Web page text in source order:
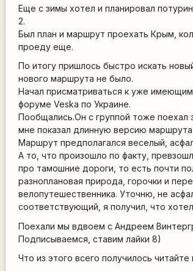
Еще с зимы хотел и планировал
2.
Был план и маршрут проехать Крым,
проеду еще.
По итогу пришлось быстро искать
нового маршрута не было.
Начал присматриваться к уже
форуме Veska по Украине.
Пообщались.Он с группой тоже
мне показал длинную версию
Маршрут предполагался веселый,
А то, что произошло по факту,
про тамошние дороги, то есть почти
разноплановая природа, горочки и
велопутешественника. Уточню, не
соответствующий, я получил, что
Поехали мы вдвоем с Андреем
Подписываемся, ставим лайки 8)
Что из этого всего получилось